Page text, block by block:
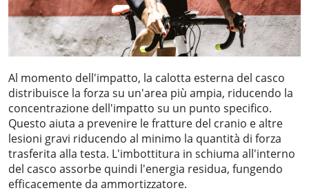
Al momento dell'impatto, la calotta esterna del casco
distribuisce la forza su un'area più ampia, riducendo la
concentrazione dell'impatto su un punto specifico.
Questo aiuta a prevenire le fratture del cranio e altre
lesioni gravi riducendo al minimo la quantità di forza
trasferita alla testa. L'imbottitura in schiuma all'interno
del casco assorbe quindi l'energia residua, fungendo
efficacemente da ammortizzatore.